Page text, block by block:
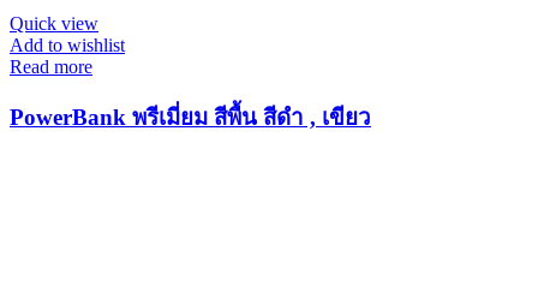
Quick view
Add to wishlist
Read more
PowerBank พรีเมี่ยม สีพื้น สีดำ , เขียว